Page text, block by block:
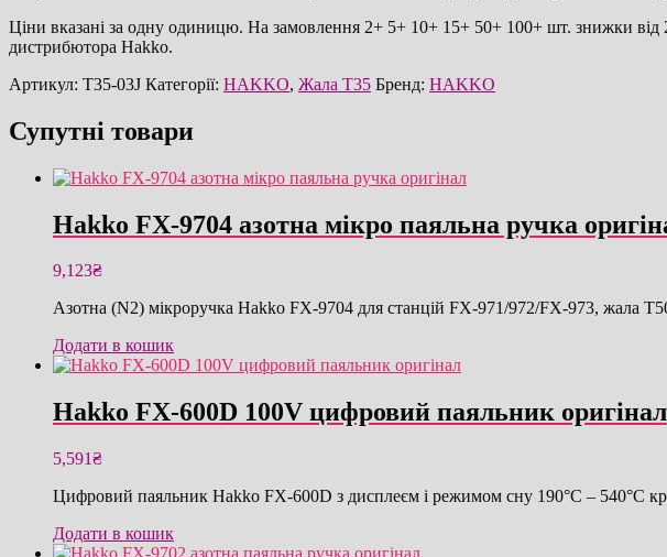
Ціни вказані за одну одиницю. На замовлення 2+ 5+ 10+ 15+ 50+ 100+ шт. знижки від
дистрибютора Hakko.
Артикул: T35-03J Категорії: HAKKO, Жала T35 Бренд: HAKKO
Супутні товари
Hakko FX-9704 азотна мікро паяльна ручка
9,123₴
Азотна (N2) мікроручка Hakko FX-9704 для станцій FX-971/972/FX-973, жала
Додати в кошик
Hakko FX-600D 100V цифровий паяльник оригінал
5,591₴
Цифровий паяльник Hakko FX-600D з дисплеєм і режимом сну 190°C – 540°C
Додати в кошик